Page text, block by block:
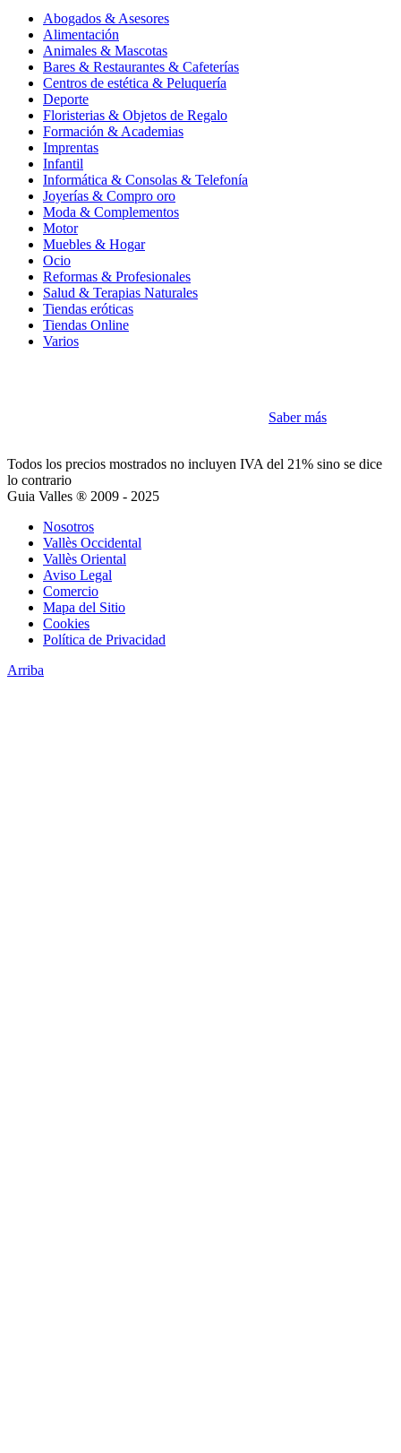
Abogados & Asesores
Alimentación
Animales & Mascotas
Bares & Restaurantes & Cafeterías
Centros de estética & Peluquería
Deporte
Floristerias & Objetos de Regalo
Formación & Academias
Imprentas
Infantil
Informática & Consolas & Telefonía
Joyerías & Compro oro
Moda & Complementos
Motor
Muebles & Hogar
Ocio
Reformas & Profesionales
Salud & Terapias Naturales
Tiendas eróticas
Tiendas Online
Varios
Saber más
Todos los precios mostrados no incluyen IVA del 21% sino se dice
lo contrario
Guia Valles ® 2009 - 2025
Nosotros
Vallès Occidental
Vallès Oriental
Aviso Legal
Comercio
Mapa del Sitio
Cookies
Política de Privacidad
Arriba